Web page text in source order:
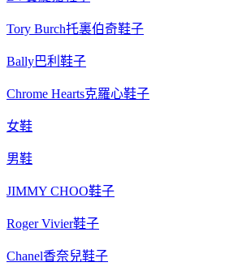
Tory Burch托裏伯奇鞋子
Bally巴利鞋子
Chrome Hearts克羅心鞋子
女鞋
男鞋
JIMMY CHOO鞋子
Roger Vivier鞋子
Chanel香奈兒鞋子